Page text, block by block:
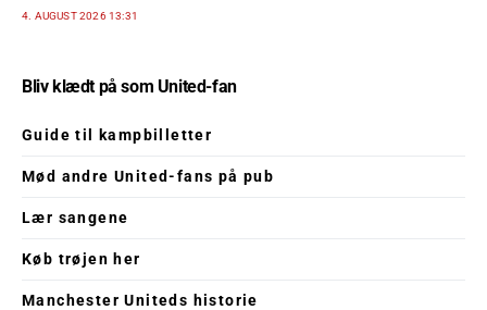
4. AUGUST 2026 13:31
Bliv klædt på som United-fan
Guide til kampbilletter
Mød andre United-fans på pub
Lær sangene
Køb trøjen her
Manchester Uniteds historie